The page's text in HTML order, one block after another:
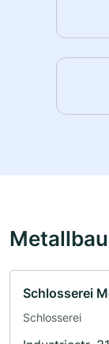
Schlosserei
Schlosserei